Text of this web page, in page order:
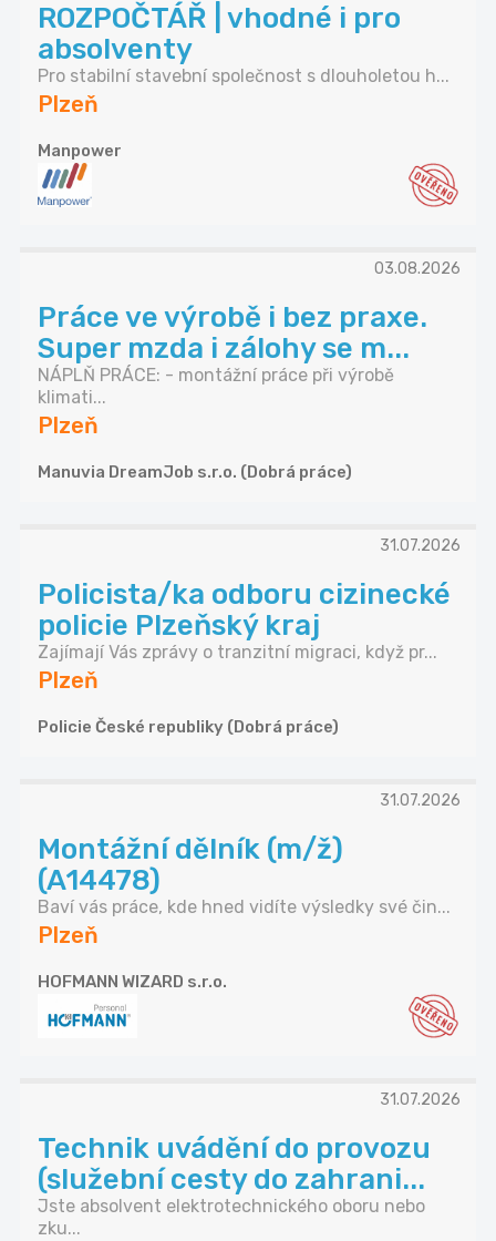
ROZPOČTÁŘ | vhodné i pro
absolventy
Pro stabilní stavební společnost s dlouholetou h...
Plzeň
Manpower
03.08.2026
Práce ve výrobě i bez praxe.
Super mzda i zálohy se m...
NÁPLŇ PRÁCE: - montážní práce při výrobě
klimati...
Plzeň
Manuvia DreamJob s.r.o. (Dobrá práce)
31.07.2026
Policista/ka odboru cizinecké
policie Plzeňský kraj
Zajímají Vás zprávy o tranzitní migraci, když pr...
Plzeň
Policie České republiky (Dobrá práce)
31.07.2026
Montážní dělník (m/ž)
(A14478)
Baví vás práce, kde hned vidíte výsledky své čin...
Plzeň
HOFMANN WIZARD s.r.o.
31.07.2026
Technik uvádění do provozu
(služební cesty do zahrani...
Jste absolvent elektrotechnického oboru nebo
zku...